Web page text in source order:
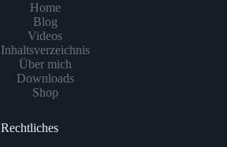
Home
Blog
Videos
Inhaltsverzeichnis
Über mich
Downloads
Shop
Rechtliches